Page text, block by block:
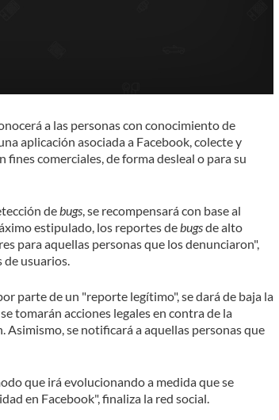
a las personas con conocimiento de
aplicación asociada a Facebook, colecte y
comerciales, de forma desleal o para su
debugs, se recompensará con base al
estipulado, los reportes debugsde alto
para aquellas personas que los denunciaron",
de usuarios.
parte de un "reporte legítimo", se dará de baja la
tomarán acciones legales en contra de la
se notificará a aquellas personas que
que irá evolucionando a medida que se
en Facebook", finaliza la red social.